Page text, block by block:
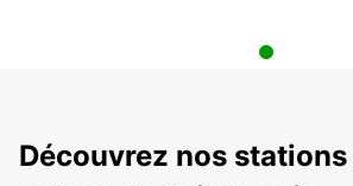
Découvrez nos